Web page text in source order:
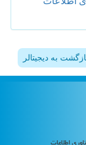
به دیجیتالر
اطلاعات